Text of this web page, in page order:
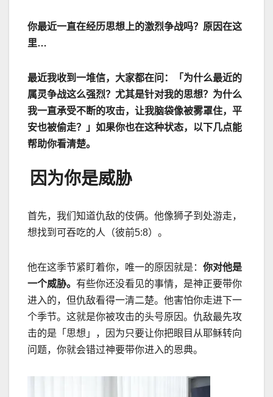
你最近一直在经历思想上的激烈争战吗？原因在这
里…
最近我收到一堆信，大家都在问：「为什么最近的
属灵争战这么强烈？尤其是针对我的思想？为什么
我一直承受不断的攻击，让我脑袋像被雾罩住，平
安也被偷走？」如果你也在这种状态，以下几点能
帮助你看清楚。
因为你是威胁
首先，我们知道仇敌的伎俩。他像狮子到处游走，
想找到可吞吃的人（彼前5:8）。
他在这季节紧盯着你，唯一的原因就是： 你对他是
一个威胁。 有些你还没看见的事情，是神正要带你
进入的，但仇敌看得一清二楚。他害怕你走进下一
个季节。这就是你被攻击的头号原因。仇敌最先攻
击的是「思想」，因为只要让你把眼目从耶稣转向
问题，你就会错过神要带你进入的恩典。